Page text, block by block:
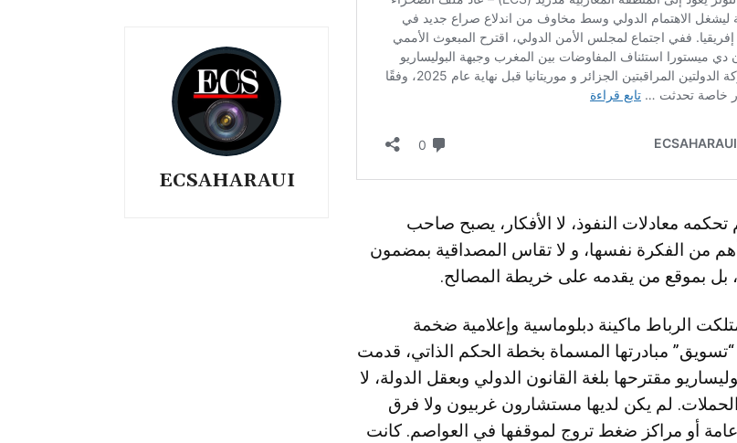
ECSAHARAUI
معادلات النفوذ، لا الأفكار، يصبح صاحب
من الفكرة نفسها، و لا تقاس المصداقية بمضمون
بل بموقع من يقدمه على خريطة المصالح.
الرباط ماكينة دبلوماسية وإعلامية ضخمة
مبادرتها المسماة بخطة الحكم الذاتي، قدمت
مقترحها بلغة القانون الدولي وبعقل الدولة، لا
لم يكن لديها مستشارون غربيون ولا فرق
أو مراكز ضغط تروج لموقفها في العواصم. كانت